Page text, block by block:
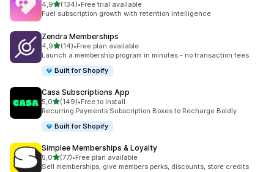
4,9z 5 hvězd
(134)
Celkový počet recenzí: 134
•Free trial available
Fuel subscription growth with retention intelligence
Zendra Memberships
4,9z 5 hvězd
(14)
Celkový počet recenzí: 14
•Free plan available
Launch a membership program in minutes - no transaction fees
Built for Shopify
Casa Subscriptions App
5,0z 5 hvězd
(149)
Celkový počet recenzí: 149
•Free to install
Recurring Payments Subscription Boxes to Recharge Boldly
Built for Shopify
Simplee Memberships & Loyalty
5,0z 5 hvězd
(77)
Celkový počet recenzí: 77
•Free plan available
Sell memberships, give members perks, discounts, store credits